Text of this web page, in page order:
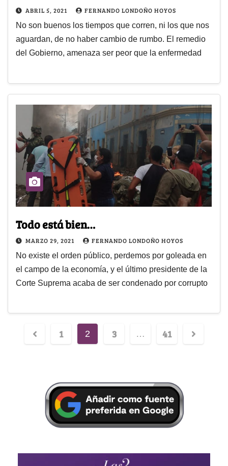
ABRIL 5, 2021 FERNANDO LONDOÑO HOYOS
No son buenos los tiempos que corren, ni los que nos
aguardan, de no haber cambio de rumbo. El remedio
del Gobierno, amenaza ser peor que la enfermedad
Todo está bien…
MARZO 29, 2021 FERNANDO LONDOÑO HOYOS
No existe el orden público, perdemos por goleada en
el campo de la economía, y el último presidente de la
Corte Suprema acaba de ser condenado por corrupto
1 2 3 … 41